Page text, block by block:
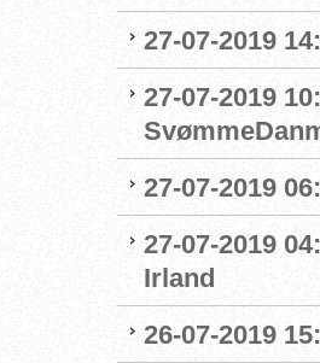
27-07-2019
27-07-2019
27-07-2019
27-07-2019
Irland
26-07-2019